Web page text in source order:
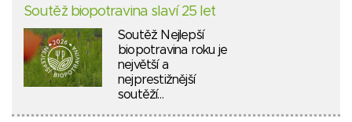
Soutěž biopotravina slaví 25 let
Soutěž Nejlepší
biopotravina roku je
největší a
nejprestižnější
soutěží…